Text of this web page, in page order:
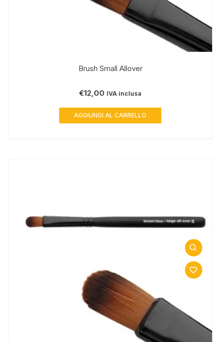
Brush Small Allover
€12,00 IVA inclusa
AGGIUNGI AL CARRELLO